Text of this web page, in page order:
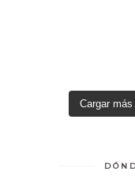
Cargar más